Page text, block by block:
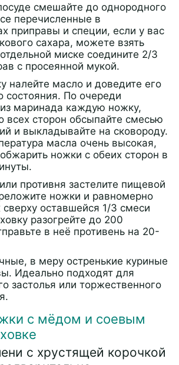
смешайте до однородного
перечисленные в
приправы и специи, если у вас
сахара, можете взять
миске соедините 2/3
с просеянной мукой.
налейте масло и доведите его
состояния. По очереди
маринада каждую ножку,
всех сторон обсыпайте смесью
и выкладывайте на сковороду.
масла очень высокая,
ножки с обеих сторон в
противня застелите пищевой
ножки и равномерно
сверху оставшейся 1/3 смеси
разогрейте до 200
в неё противень на 20-
в меру остренькие куриные
Идеально подходят для
застолья или торжественного
с мёдом и соевым
с хрустящей корочкой